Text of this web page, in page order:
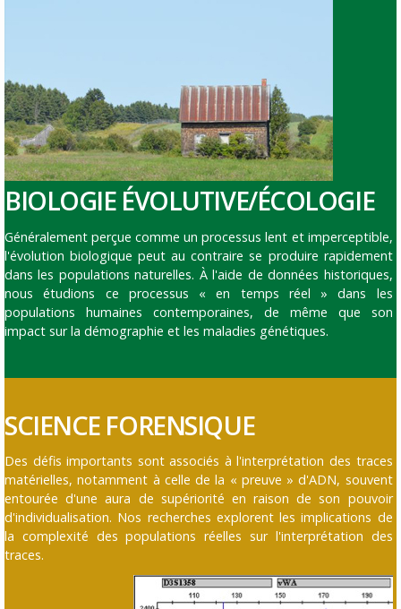
BIOLOGIE ÉVOLUTIVE/ÉCOLOGIE
Généralement perçue comme un processus lent et imperceptible,
l'évolution biologique peut au contraire se produire rapidement
dans les populations naturelles. À l'aide de données historiques,
nous étudions ce processus « en temps réel » dans les
populations humaines contemporaines, de même que son
impact sur la démographie et les maladies génétiques.
SCIENCE FORENSIQUE
Des défis importants sont associés à l'interprétation des traces
matérielles, notamment à celle de la « preuve » d'ADN, souvent
entourée d'une aura de supériorité en raison de son pouvoir
d'individualisation. Nos recherches explorent les implications de
la complexité des populations réelles sur l'interprétation des
traces.